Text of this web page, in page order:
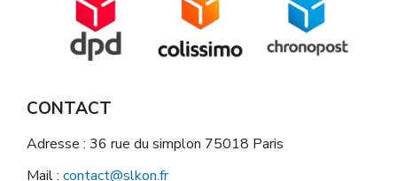
CONTACT
Adresse : 36 rue du simplon 75018 Paris
Mail : contact@slkon.fr